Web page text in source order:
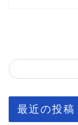
最近の投稿